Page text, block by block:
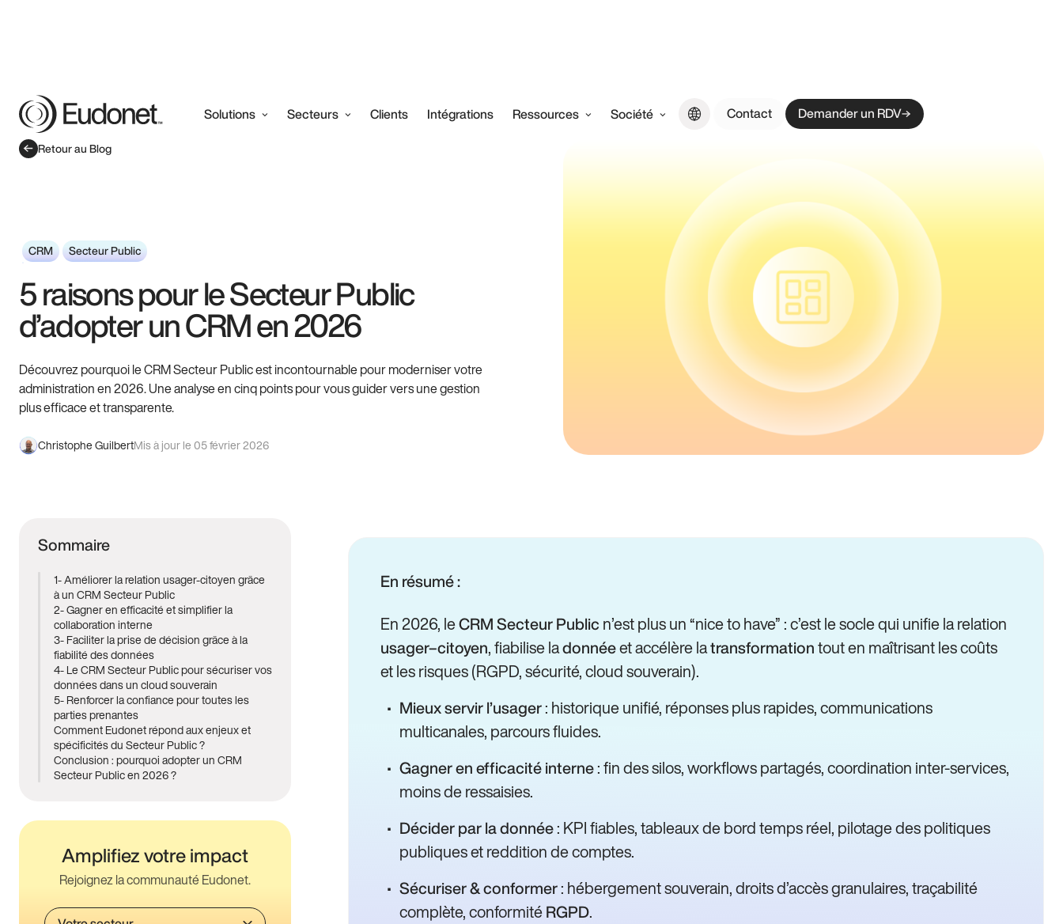
Solutions Secteurs Clients Intégrations Ressources Société Contact Demander un RDV
Retour au Blog
CRM Secteur Public
5 raisons pour le Secteur Public
d’adopter un CRM en 2026
Découvrez pourquoi le CRM Secteur Public est incontournable pour moderniser votre
administration en 2026. Une analyse en cinq points pour vous guider vers une gestion
plus efficace et transparente.
Christophe GuilbertMis à jour le 05 février 2026
Sommaire
1- Améliorer la relation usager-citoyen grâce
à un CRM Secteur Public
2- Gagner en efficacité et simplifier la
collaboration interne
3- Faciliter la prise de décision grâce à la
fiabilité des données
4- Le CRM Secteur Public pour sécuriser vos
données dans un cloud souverain
5- Renforcer la confiance pour toutes les
parties prenantes
Comment Eudonet répond aux enjeux et
spécificités du Secteur Public ?
Conclusion : pourquoi adopter un CRM
Secteur Public en 2026 ?
Amplifiez votre impact
Rejoignez la communauté Eudonet.
En résumé :
En 2026, leCRM Secteur Public n’est plus un “nice to have” : c’est le socle qui unifie la relation
usager–citoyen, fiabilise ladonnéeet accélère latransformation tout en maîtrisant les coûts
et les risques (RGPD, sécurité, cloud souverain).
Mieux servir l’usager: historique unifié, réponses plus rapides, communications
multicanales, parcours fluides.
Gagner en efficacité interne: fin des silos, workflows partagés, coordination inter-services,
moins de ressaisies.
Décider par la donnée: KPI fiables, tableaux de bord temps réel, pilotage des politiques
publiques et reddition de comptes.
Sécuriser & conformer: hébergement souverain, droits d’accès granulaires, traçabilité
complète, conformité RGPD.